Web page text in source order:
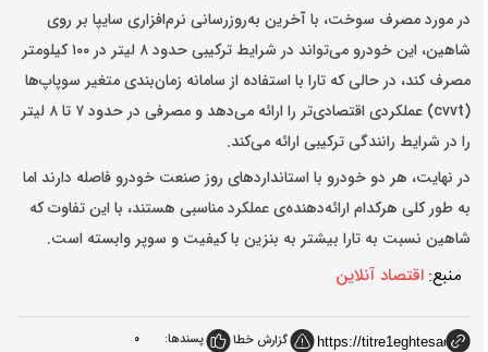
در مورد مصرف سوخت، با آخرین به‌روزرسانی نرم‌افزاری سایپا بر روی
شاهین، این خودرو می‌تواند در شرایط ترکیبی حدود ۸ لیتر در ۱۰۰ کیلومتر
مصرف کند، در حالی که تارا با استفاده از سامانه زمان‌بندی متغیر سوپاپ‌ها
(cvvt) عملکردی اقتصادی‌تر را ارائه می‌دهد و مصرفی در حدود ۷ تا ۸ لیتر
را در شرایط رانندگی ترکیبی ارائه می‌کند.
در نهایت، هر دو خودرو با استانداردهای روز صنعت خودرو فاصله دارند اما
به طور کلی هرکدام ارائه‌دهنده‌ی عملکرد مناسبی هستند، با این تفاوت که
شاهین نسبت به تارا بیشتر به بنزین با کیفیت و سوپر وابسته است.
منبع: اقتصاد آنلاین
گزارش خطا پسندها: 0